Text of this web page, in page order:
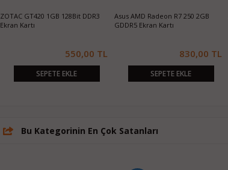
ZOTAC GT420 1GB 128Bit DDR3
Ekran Kartı
550,00 TL
SEPETE EKLE
Asus AMD Radeon R7 250 2GB
GDDR5 Ekran Kartı
830,00 TL
SEPETE EKLE
Bu Kategorinin En Çok Satanları